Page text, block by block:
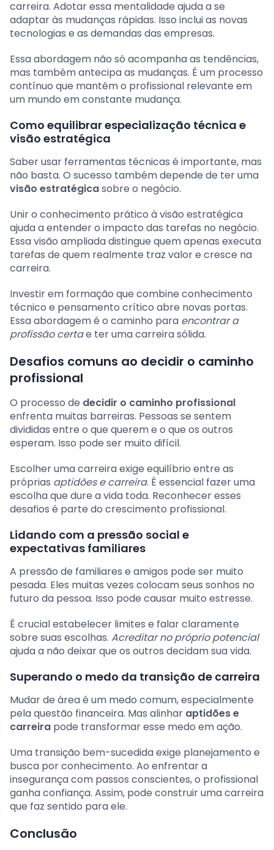
carreira. Adotar essa mentalidade ajuda a se
adaptar às mudanças rápidas. Isso inclui as novas
tecnologias e as demandas das empresas.
Essa abordagem não só acompanha as tendências,
mas também antecipa as mudanças. É um processo
contínuo que mantém o profissional relevante em
um mundo em constante mudança.
Como equilibrar especialização técnica e
visão estratégica
Saber usar ferramentas técnicas é importante, mas
não basta. O sucesso também depende de ter uma
visão estratégicasobre o negócio.
Unir o conhecimento prático à visão estratégica
ajuda a entender o impacto das tarefas no negócio.
Essa visão ampliada distingue quem apenas executa
tarefas de quem realmente traz valor e cresce na
carreira.
Investir em formação que combine conhecimento
técnico e pensamento crítico abre novas portas.
Essa abordagem é o caminho para encontrar a
profissão certae ter uma carreira sólida.
Desafios comuns ao decidir o caminho
profissional
O processo de decidir o caminho profissional
enfrenta muitas barreiras. Pessoas se sentem
divididas entre o que querem e o que os outros
esperam. Isso pode ser muito difícil.
Escolher uma carreira exige equilíbrio entre as
próprias aptidões e carreira. É essencial fazer uma
escolha que dure a vida toda. Reconhecer esses
desafios é parte do crescimento profissional.
Lidando com a pressão social e
expectativas familiares
A pressão de familiares e amigos pode ser muito
pesada. Eles muitas vezes colocam seus sonhos no
futuro da pessoa. Isso pode causar muito estresse.
É crucial estabelecer limites e falar claramente
sobre suas escolhas. Acreditar no próprio potencial
ajuda a não deixar que os outros decidam sua vida.
Superando o medo da transição de carreira
Mudar de área é um medo comum, especialmente
pela questão financeira. Mas alinhar aptidões e
carreira pode transformar esse medo em ação.
Uma transição bem-sucedida exige planejamento e
busca por conhecimento. Ao enfrentar a
insegurança com passos conscientes, o profissional
ganha confiança. Assim, pode construir uma carreira
que faz sentido para ele.
Conclusão